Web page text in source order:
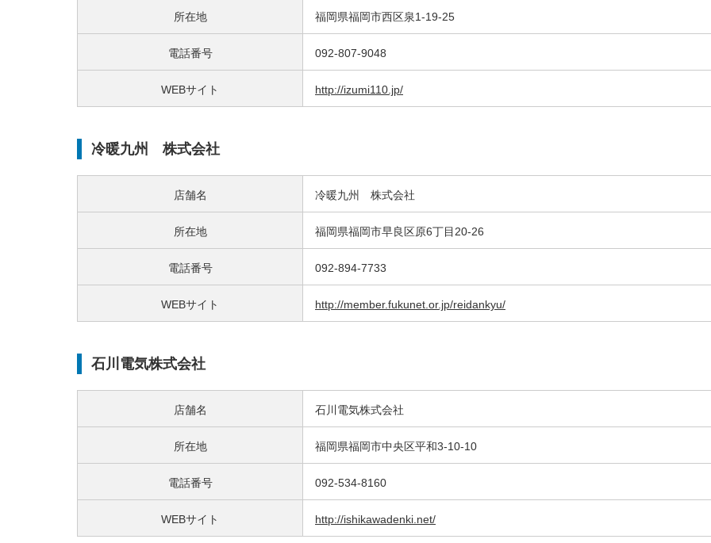
所在地 福岡県福岡市西区泉1-19-25
電話番号 092-807-9048
WEBサイト http://izumi110.jp/
冷暖九州 株式会社
店舗名 冷暖九州 株式会社
所在地 福岡県福岡市早良区原6丁目20-26
電話番号 092-894-7733
WEBサイト http://member.fukunet.or.jp/reidankyu/
石川電気株式会社
店舗名 石川電気株式会社
所在地 福岡県福岡市中央区平和3-10-10
電話番号 092-534-8160
WEBサイト http://ishikawadenki.net/